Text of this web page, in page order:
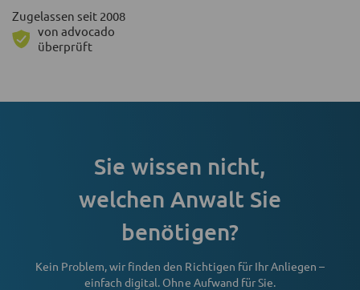
Zugelassen seit 2008
von advocado
überprüft
Sie wissen nicht,
welchen Anwalt Sie
benötigen?
Kein Problem, wir finden den Richtigen für Ihr Anliegen –
einfach digital. Ohne Aufwand für Sie.